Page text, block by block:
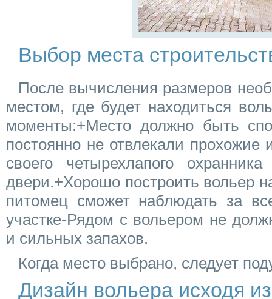
Выбор места
После вычисления размеров
местом, где будет находиться
моменты:+Место должно быть
постоянно не отвлекали
своего четырехлапого
двери.+Хорошо построить вольер
питомец сможет наблюдать за
участке-Рядом с вольером не
и сильных запахов.
Когда место выбрано, следует
Дизайн вольера исходя